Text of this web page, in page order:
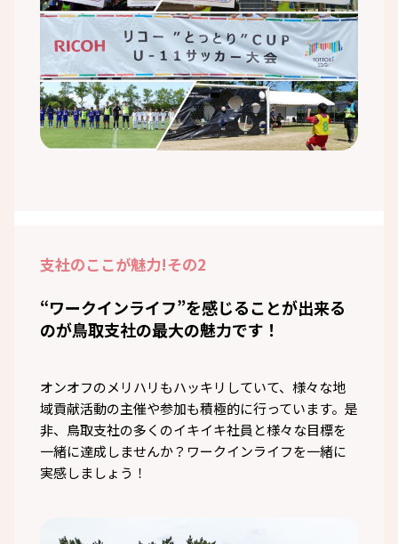
支社のここが魅力!その2
“ワークインライフ”を感じることが出来る
のが鳥取支社の最大の魅力です！
オンオフのメリハリもハッキリしていて、様々な地
域貢献活動の主催や参加も積極的に行っています。是
非、鳥取支社の多くのイキイキ社員と様々な目標を
一緒に達成しませんか？ワークインライフを一緒に
実感しましょう！